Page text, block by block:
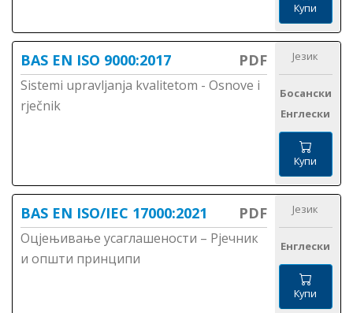
Купи
BAS EN ISO 9000:2017 PDF
Sistemi upravljanja kvalitetom - Osnove i
rječnik
Језик
Босански
Енглески
Купи
BAS EN ISO/IEC 17000:2021 PDF
Оцјењивање усаглашености – Рјечник
и општи принципи
Језик
Енглески
Купи